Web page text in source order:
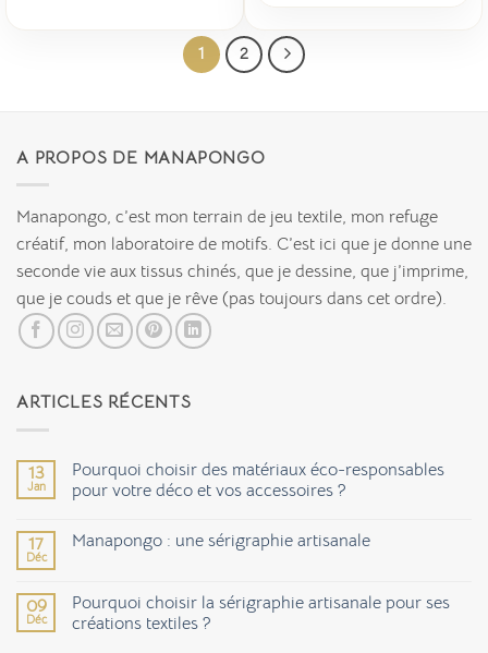
1 2
A PROPOS DE MANAPONGO
Manapongo, c’est mon terrain de jeu textile, mon refuge
créatif, mon laboratoire de motifs. C’est ici que je donne une
seconde vie aux tissus chinés, que je dessine, que j’imprime,
que je couds et que je rêve (pas toujours dans cet ordre).
ARTICLES RÉCENTS
13
Jan
Pourquoi choisir des matériaux éco-responsables
pour votre déco et vos accessoires ?
sur
Pourquoi
matériaux
éco-
responsables
17
Déc
Manapongo : une sérigraphie artisanale
Manapongo
une
09
Déc
Pourquoi choisir la sérigraphie artisanale pour ses
créations textiles ?